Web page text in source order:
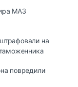
МАЗ
на
повредили